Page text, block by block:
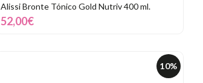
Alissi Bronte Tónico Gold Nutriv 400 ml.
52,00€
10%